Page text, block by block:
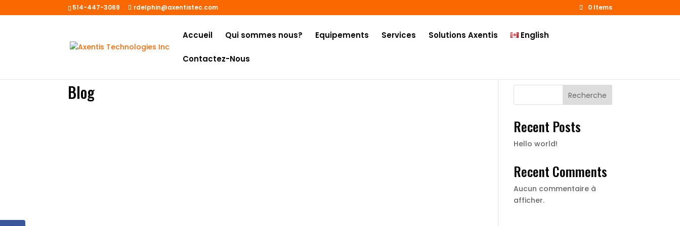
514-447-3069 rdelphin@axentistec.com 0 Items
Accueil Qui sommes nous? Equipements Services Solutions Axentis English
Contactez-Nous
Blog Recherche
Recent Posts
Hello world!
Recent Comments
Aucun commentaire à
afficher.